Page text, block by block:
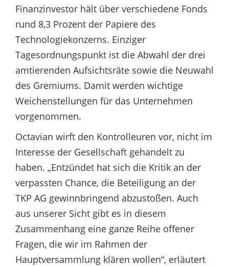
Finanzinvestor hält über verschiedene Fonds
rund 8,3 Prozent der Papiere des
Technologiekonzerns. Einziger
Tagesordnungspunkt ist die Abwahl der drei
amtierenden Aufsichtsräte sowie die Neuwahl
des Gremiums. Damit werden wichtige
Weichenstellungen für das Unternehmen
vorgenommen.
Octavian wirft den Kontrolleuren vor, nicht im
Interesse der Gesellschaft gehandelt zu
haben. „Entzündet hat sich die Kritik an der
verpassten Chance, die Beteiligung an der
TKP AG gewinnbringend abzustoßen. Auch
aus unserer Sicht gibt es in diesem
Zusammenhang eine ganze Reihe offener
Fragen, die wir im Rahmen der
Hauptversammlung klären wollen“, erläutert